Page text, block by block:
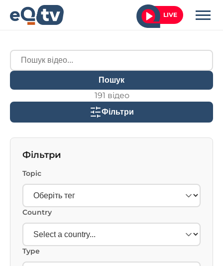
LIVE
Пошук
191 відео
Фільтри
Фільтри
Topic
Country
Type